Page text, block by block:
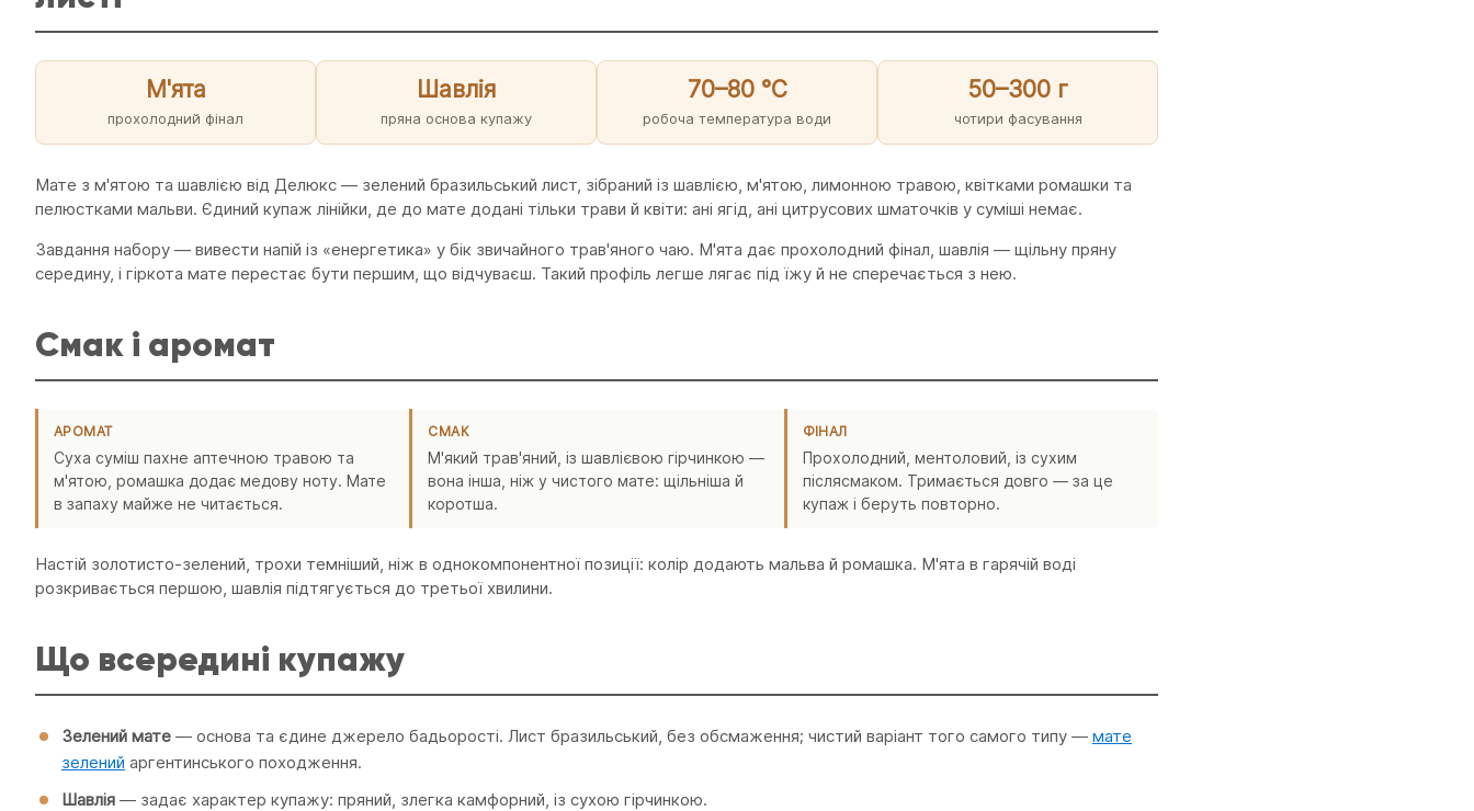
М'ята
прохолодний фінал
Шавлія
пряна основа купажу
70–80 °C
робоча температура води
50–300 г
чотири фасування
Мате з м'ятою та шавлією від Делюкс — зелений бразильський лист, зібраний із шавлією, м'ятою, лимонною травою, квітками ромашки та
пелюстками мальви. Єдиний купаж лінійки, де до мате додані тільки трави й квіти: ані ягід, ані цитрусових шматочків у суміші немає.
Завдання набору — вивести напій із «енергетика» у бік звичайного трав'яного чаю. М'ята дає прохолодний фінал, шавлія — щільну пряну
середину, і гіркота мате перестає бути першим, що відчуваєш. Такий профіль легше лягає під їжу й не сперечається з нею.
Смак і аромат
АРОМАТ
Суха суміш пахне аптечною травою та
м'ятою, ромашка додає медову ноту. Мате
в запаху майже не читається.
СМАК
М'який трав'яний, із шавлієвою гірчинкою —
вона інша, ніж у чистого мате: щільніша й
коротша.
ФІНАЛ
Прохолодний, ментоловий, із сухим
післясмаком. Тримається довго — за це
купаж і беруть повторно.
Настій золотисто-зелений, трохи темніший, ніж в однокомпонентної позиції: колір додають мальва й ромашка. М'ята в гарячій воді
розкривається першою, шавлія підтягується до третьої хвилини.
Що всередині купажу
Зелений мате — основа та єдине джерело бадьорості. Лист бразильський, без обсмаження; чистий варіант того самого типу — мате
зелений аргентинського походження.
Шавлія — задає характер купажу: пряний, злегка камфорний, із сухою гірчинкою.